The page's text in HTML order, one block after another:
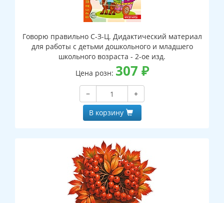
Говорю правильно С-З-Ц. Дидактический материал
для работы с детьми дошкольного и младшего
школьного возраста - 2-ое изд.
Цена розн: 307 ₽
−
+
В корзину